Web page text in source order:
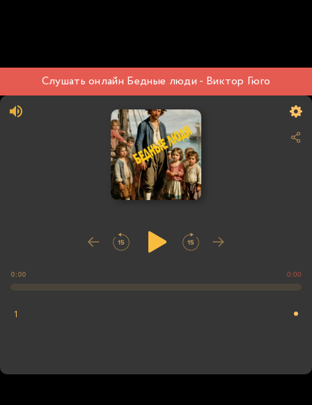
Слушать онлайн Бедные люди - Виктор Гюго
0:00 0:00
1